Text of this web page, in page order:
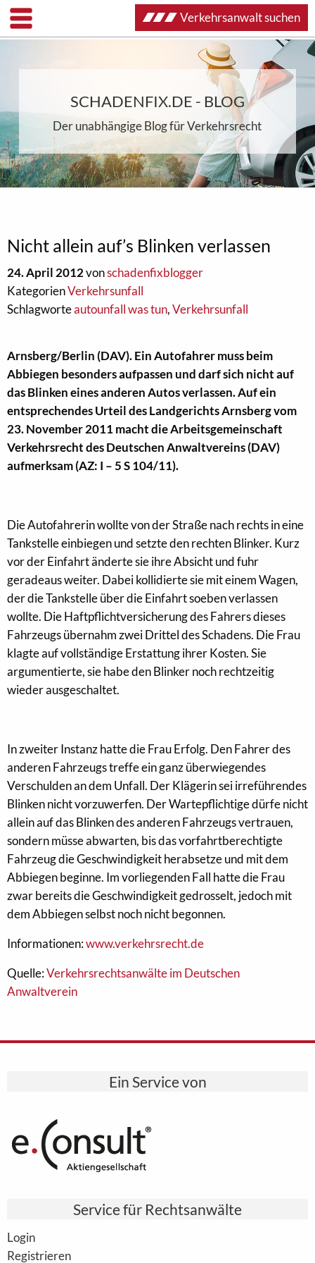
SCHADENFIX.DE - BLOG
Der unabhängige Blog für Verkehrsrecht
Nicht allein auf’s Blinken verlassen
24. April 2012vonschadenfixblogger
KategorienVerkehrsunfall
Schlagworteautounfall was tun,Verkehrsunfall
Arnsberg/Berlin (DAV). Ein Autofahrer muss beim
Abbiegen besonders aufpassen und darf sich nicht auf
das Blinken eines anderen Autos verlassen. Auf ein
entsprechendes Urteil des Landgerichts Arnsberg vom
23. November 2011 macht die Arbeitsgemeinschaft
Verkehrsrecht des Deutschen Anwaltvereins (DAV)
aufmerksam (AZ: I – 5 S 104/11).
Die Autofahrerin wollte von der Straße nach rechts in eine
Tankstelle einbiegen und setzte den rechten Blinker. Kurz
vor der Einfahrt änderte sie ihre Absicht und fuhr
geradeaus weiter. Dabei kollidierte sie mit einem Wagen,
der die Tankstelle über die Einfahrt soeben verlassen
wollte. Die Haftpflichtversicherung des Fahrers dieses
Fahrzeugs übernahm zwei Drittel des Schadens. Die Frau
klagte auf vollständige Erstattung ihrer Kosten. Sie
argumentierte, sie habe den Blinker noch rechtzeitig
wieder ausgeschaltet.
In zweiter Instanz hatte die Frau Erfolg. Den Fahrer des
anderen Fahrzeugs treffe ein ganz überwiegendes
Verschulden an dem Unfall. Der Klägerin sei irreführendes
Blinken nicht vorzuwerfen. Der Wartepflichtige dürfe nicht
allein auf das Blinken des anderen Fahrzeugs vertrauen,
sondern müsse abwarten, bis das vorfahrtberechtigte
Fahrzeug die Geschwindigkeit herabsetze und mit dem
Abbiegen beginne. Im vorliegenden Fall hatte die Frau
zwar bereits die Geschwindigkeit gedrosselt, jedoch mit
dem Abbiegen selbst noch nicht begonnen.
Informationen:www.verkehrsrecht.de
Quelle:Verkehrsrechtsanwälte im Deutschen
Anwaltverein
Ein Service von
Service für Rechtsanwälte
Login
Registrieren
Verkehrsanwalt suchen